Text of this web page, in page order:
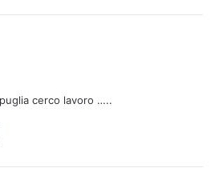
cerco lavoro …..